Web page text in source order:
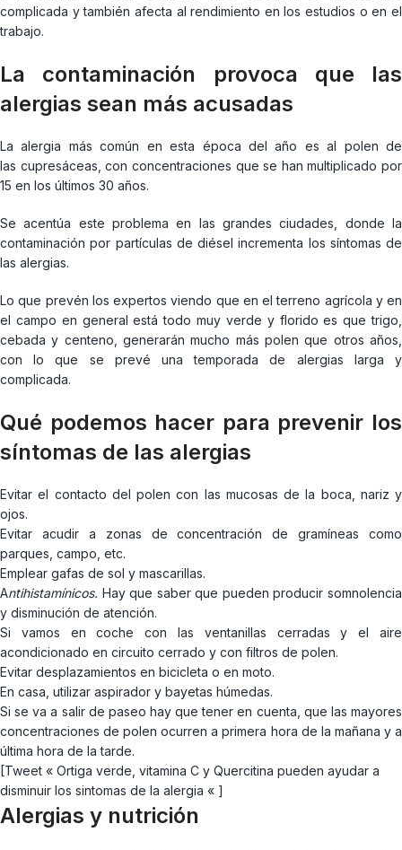
complicada y también afecta al rendimiento en los estudios o en el
trabajo.
La contaminación provoca que las
alergias sean más acusadas
La alergia más común en esta época del año es al polen de
las cupresáceas, con concentraciones que se han multiplicado por
15 en los últimos 30 años.
Se acentúa este problema en las grandes ciudades, donde la
contaminación por partículas de diésel incrementa los síntomas de
las alergias.
Lo que prevén los expertos viendo que en el terreno agrícola y en
el campo en general está todo muy verde y florido es que trigo,
cebada y centeno, generarán mucho más polen que otros años,
con lo que se prevé una temporada de alergias larga y
complicada.
Qué podemos hacer para prevenir los
síntomas de las alergias
Evitar el contacto del polen con las mucosas de la boca, nariz y
ojos.
Evitar acudir a zonas de concentración de gramíneas como
parques, campo, etc.
Emplear gafas de sol y mascarillas.
Antihistamínicos. Hay que saber que pueden producir somnolencia
y disminución de atención.
Si vamos en coche con las ventanillas cerradas y el aire
acondicionado en circuito cerrado y con filtros de polen.
Evitar desplazamientos en bicicleta o en moto.
En casa, utilizar aspirador y bayetas húmedas.
Si se va a salir de paseo hay que tener en cuenta, que las mayores
concentraciones de polen ocurren a primera hora de la mañana y a
última hora de la tarde.
[Tweet « Ortiga verde, vitamina C y Quercitina pueden ayudar a
disminuir los sintomas de la alergia « ]
Alergias y nutrición